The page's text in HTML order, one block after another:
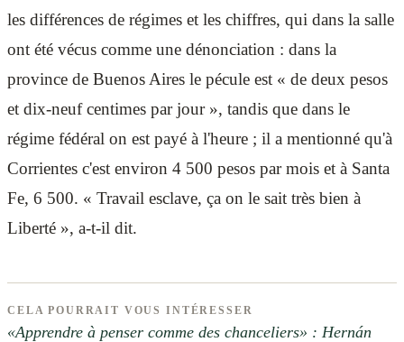
les différences de régimes et les chiffres, qui dans la salle
ont été vécus comme une dénonciation : dans la
province de Buenos Aires le pécule est « de deux pesos
et dix-neuf centimes par jour », tandis que dans le
régime fédéral on est payé à l'heure ; il a mentionné qu'à
Corrientes c'est environ 4 500 pesos par mois et à Santa
Fe, 6 500. « Travail esclave, ça on le sait très bien à
Liberté », a-t-il dit.
CELA POURRAIT VOUS INTÉRESSER
«Apprendre à penser comme des chanceliers» : Hernán